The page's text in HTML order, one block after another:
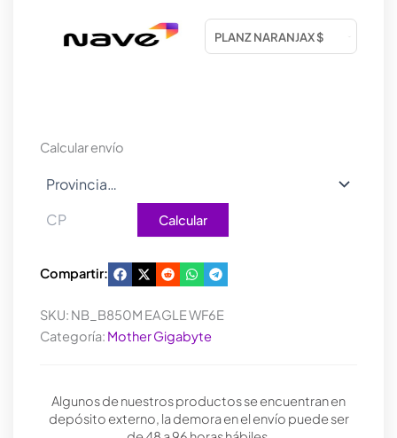
Calcular envío
Calcular
Compartir:
SKU: NB_B850M EAGLE WF6E
Categoría: Mother Gigabyte
Algunos de nuestros productos se encuentran en
depósito externo, la demora en el envío puede ser